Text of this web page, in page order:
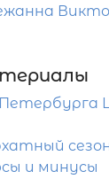
и минусы